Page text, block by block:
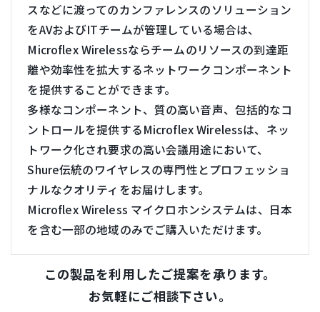
スなどに渡ってのカンファレンスのソリューション
をAVおよびITチームが管理している場合は、
Microflex Wirelessならチームのリソースの到達距
離や効率性を拡大するネットワークコンポーネント
を提供することができます。
多様なコンポーネント、質の高い音声、包括的なコ
ントロールを提供するMicroflex Wirelessは、ネッ
トワーク化され要求の高い会議用途において、
Shure伝統のワイヤレスの専門性とプロフェッショ
ナルなクオリティをお届けします。
Microflex Wireless マイクロホンシステムは、日本
を含む一部の地域のみでご購入いただけます。
この製品を利用したご提案を承ります。
お気軽にご相談下さい。